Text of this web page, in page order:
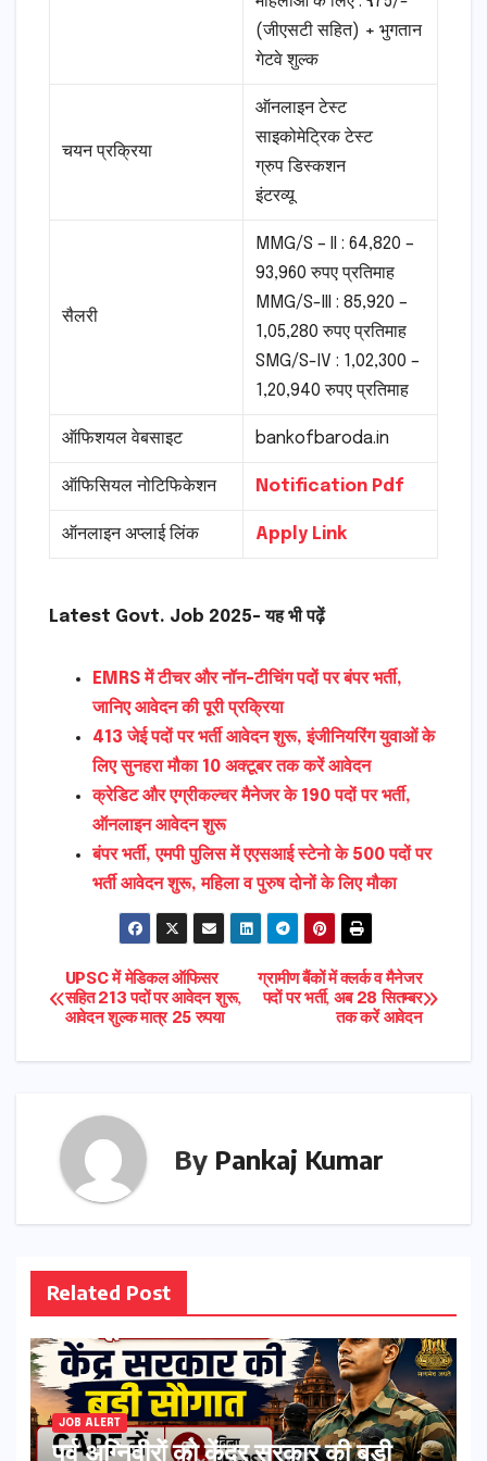
(जीएसटी सहित) + भुगतान
गेटवे शुल्क
चयन प्रक्रिया
ऑनलाइन टेस्ट
साइकोमेट्रिक टेस्ट
ग्रुप डिस्कशन
इंटरव्यू
सैलरी
MMG/S – II : 64,820 –
93,960 रुपए प्रतिमाह
MMG/S-III : 85,920 –
1,05,280 रुपए प्रतिमाह
SMG/S-IV : 1,02,300 –
1,20,940 रुपए प्रतिमाह
ऑफिशयल वेबसाइट bankofbaroda.in
ऑफिसियल नोटिफिकेशन Notification Pdf
ऑनलाइन अप्लाई लिंक Apply Link
Latest Govt. Job 2025- यह भी पढ़ें
EMRS में टीचर और नॉन-टीचिंग पदों पर बंपर भर्ती,
जानिए आवेदन की पूरी प्रक्रिया
413 जेई पदों पर भर्ती आवेदन शुरू, इंजीनियरिंग युवाओं के
लिए सुनहरा मौका 10 अक्टूबर तक करें आवेदन
क्रेडिट और एग्रीकल्चर मैनेजर के 190 पदों पर भर्ती,
ऑनलाइन आवेदन शुरू
बंपर भर्ती, एमपी पुलिस में एएसआई स्टेनो के 500 पदों पर
भर्ती आवेदन शुरू, महिला व पुरुष दोनों के लिए मौका
Post
navigation
ग्रामीण बैंकों में क्लर्क व मैनेजर
पदों पर भर्ती, अब 28 सितम्बर
तक करें आवेदन
UPSC में मेडिकल ऑफिसर
सहित 213 पदों पर आवेदन शुरू,
आवेदन शुल्क मात्र 25 रुपया
By Pankaj Kumar
Related Post
JOB ALERT
पूर्व अग्निवीरों को केंद्र सरकार की बड़ी